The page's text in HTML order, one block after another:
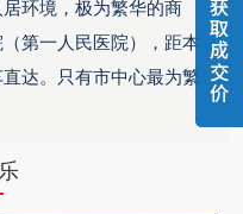
环境，极为繁华的商
第一人民医院），距本
达。只有市中心最为繁